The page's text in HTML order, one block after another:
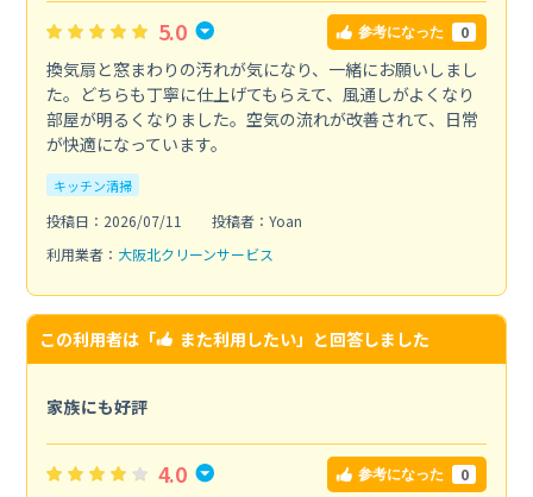
5.0 参考になった 0
換気扇と窓まわりの汚れが気になり、一緒にお願いしまし
た。どちらも丁寧に仕上げてもらえて、風通しがよくなり
部屋が明るくなりました。空気の流れが改善されて、日常
が快適になっています。
キッチン清掃
投稿日：2026/07/11
投稿者：Yoan
利用業者： 大阪北クリーンサービス
この利用者は「 また利用したい」と回答しました
家族にも好評
4.0 参考になった 0